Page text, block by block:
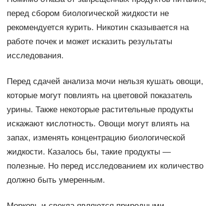
перед сбором биологической жидкости не
рекомендуется курить. Никотин сказывается на
работе почек и может исказить результаты
исследования.
Перед сдачей анализа мочи нельзя кушать овощи,
которые могут повлиять на цветовой показатель
урины. Также некоторые растительные продукты
искажают кислотность. Овощи могут влиять на
запах, изменять концентрацию биологической
жидкости. Казалось бы, такие продукты —
полезные. Но перед исследованием их количество
должно быть умеренным.